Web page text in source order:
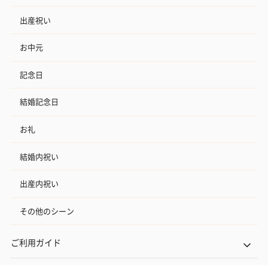
出産祝い
お中元
記念日
結婚記念日
お礼
結婚内祝い
出産内祝い
その他のシーン
ご利用ガイド